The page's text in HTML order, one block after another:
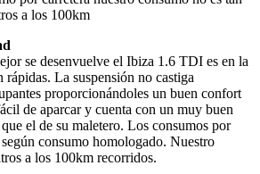
a los 100km
se desenvuelve el Ibiza 1.6 TDI es en la
rápidas. La suspensión no castiga
proporcionándoles un buen confort
de aparcar y cuenta con un muy buen
el de su maletero. Los consumos por
consumo homologado. Nuestro
a los 100km recorridos.